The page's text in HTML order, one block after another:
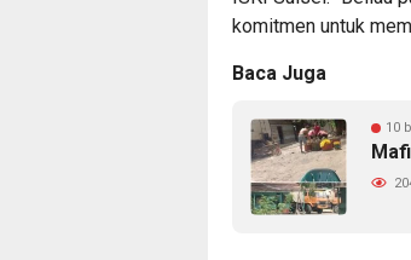
komitmen untuk
Baca Juga
10